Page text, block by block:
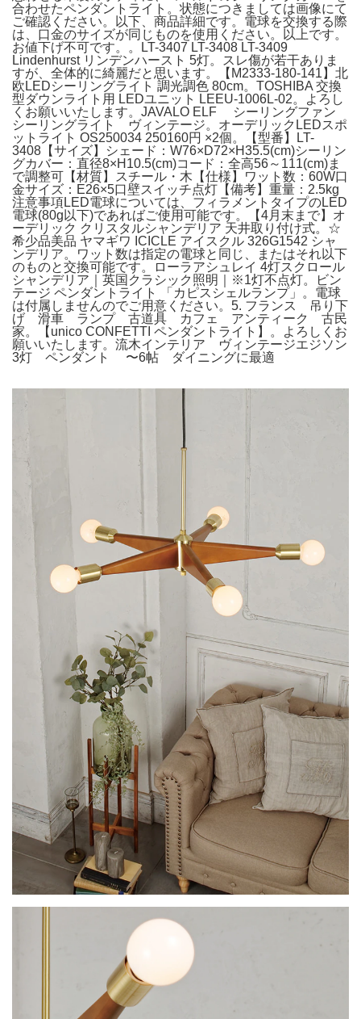
合わせたペンダントライト。状態につきましては画像にて
ご確認ください。以下、商品詳細です。電球を交換する際
は、口金のサイズが同じものを使用ください。以上です。
お値下げ不可です。。LT-3407 LT-3408 LT-3409
Lindenhurst リンデンハースト 5灯。スレ傷が若干ありま
すが、全体的に綺麗だと思います。【M2333-180-141】北
欧LEDシーリングライト 調光調色 80cm。TOSHIBA 交換
型ダウンライト用 LEDユニット LEEU-1006L-02。よろし
くお願いいたします。JAVALO ELF シーリングファン
シーリングライト ヴィンテージ。オーデリックLEDスポ
ットライト OS250034 250160円 ×2個。【型番】LT-
3408【サイズ】シェード：W76×D72×H35.5(cm)シーリン
グカバー：直径8×H10.5(cm)コード：全高56～111(cm)ま
で調整可【材質】スチール・木【仕様】ワット数：60W口
金サイズ：E26×5口壁スイッチ点灯【備考】重量：2.5kg
注意事項LED電球については、フィラメントタイプのLED
電球(80g以下)であればご使用可能です。【4月末まで】オ
ーデリック クリスタルシャンデリア 天井取り付け式。☆
希少品美品 ヤマギワ ICICLE アイスクル 326G1542 シャ
ンデリア。ワット数は指定の電球と同じ、またはそれ以下
のものと交換可能です。ローラアシュレイ 4灯スクロール
シャンデリア｜英国クラシック照明｜※1灯不点灯。ビン
テージ ペンダントライト 「カピスシェルランプ」。電球
は付属しませんのでご用意ください。5. フランス 吊り下
げ 滑車 ランプ 古道具 カフェ アンティーク 古民
家。【unico CONFETTI ペンダントライト】。よろしくお
願いいたします。流木インテリア ヴィンテージエジソン
3灯 ペンダント 〜6帖 ダイニングに最適